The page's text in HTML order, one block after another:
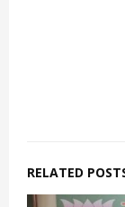
RELATED